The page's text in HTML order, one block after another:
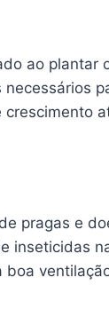
ao
pragas e
inseticidas